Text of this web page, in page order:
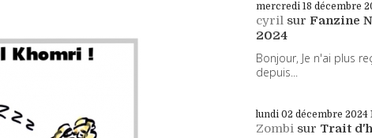
mercredi 18 décembre
cyril sur Fanzine
2024
Bonjour, Je n'ai plus
depuis...
lundi 02 décembre 2024
Zombi sur Trait